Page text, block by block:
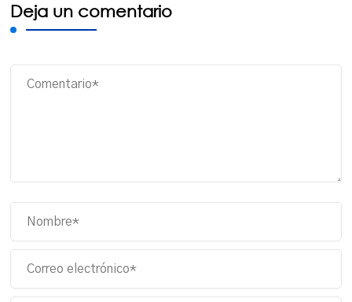
Deja un comentario